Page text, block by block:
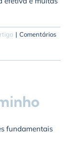
| Comentários
fundamentais